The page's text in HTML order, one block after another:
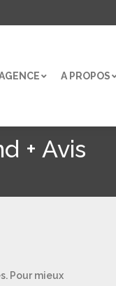
A PROPOS
+ Avis
Pour mieux